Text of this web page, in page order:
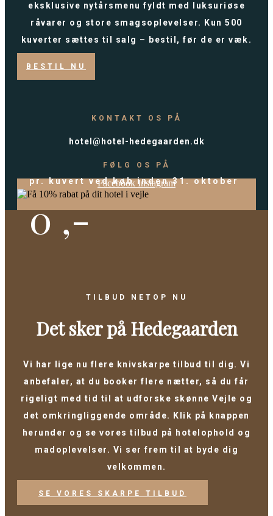
eksklusive nytårsmenu fyldt med luksuriøse
råvarer og store smagsoplevelser. Kun 500
kuverter sættes til salg – bestil, før de er væk.
BESTIL NU
KONTAKT OS PÅ
hotel@hotel-hedegaarden.dk
FØLG OS PÅ
Facebook Instagram
pr. kuvert ved køb inden 31. oktober
0,-
TILBUD NETOP NU
Det sker på Hedegaarden
Vi har lige nu flere knivskarpe tilbud til dig. Vi
anbefaler, at du booker flere nætter, så du får
rigeligt med tid til at udforske skønne Vejle og
det omkringliggende område. Klik på knappen
herunder og se vores tilbud på hotelophold og
madoplevelser. Vi ser frem til at byde dig
velkommen.
SE VORES SKARPE TILBUD